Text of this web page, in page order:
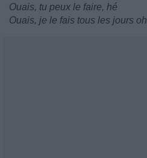
Ouais, tu peux le faire, hé
Ouais, je le fais tous les jours oh